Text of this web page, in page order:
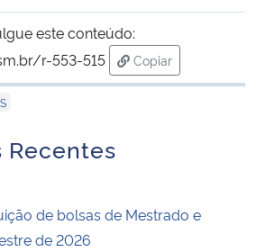
e dos Direitos Humanos
este conteúdo:
r-553-515
Copiar
para área de
Recentes
de bolsas de Mestrado e
de 2026